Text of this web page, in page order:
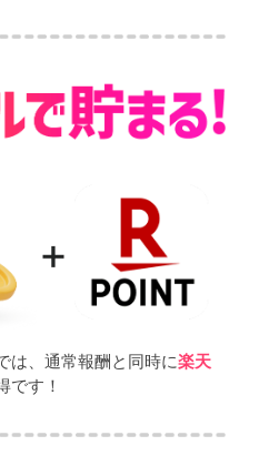
は、通常報酬と同時に楽天
です！